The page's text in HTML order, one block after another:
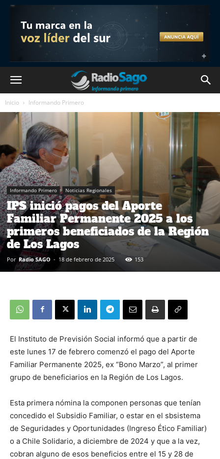
Inicio Informando Primero
Informando Primero Noticias Regionales
IPS inició pagos del Aporte
Familiar Permanente 2025 a los
primeros beneficiados de la Región
de Los Lagos
Por Radio SAGO - 18 de febrero de 2025 153
El Instituto de Previsión Social informó que a partir de
este lunes 17 de febrero comenzó el pago del Aporte
Familiar Permanente 2025, ex “Bono Marzo”, al primer
grupo de beneficiarios en la Región de Los Lagos.
Esta primera nómina la componen personas que tenían
concedido el Subsidio Familiar, o estar en el sbsistema
de Seguridades y Oportunidades (Ingreso Ético Familiar)
o a Chile Solidario, a diciembre de 2024 y que a la vez,
cobran alguno de esos beneficios entre el 15 y 28 de